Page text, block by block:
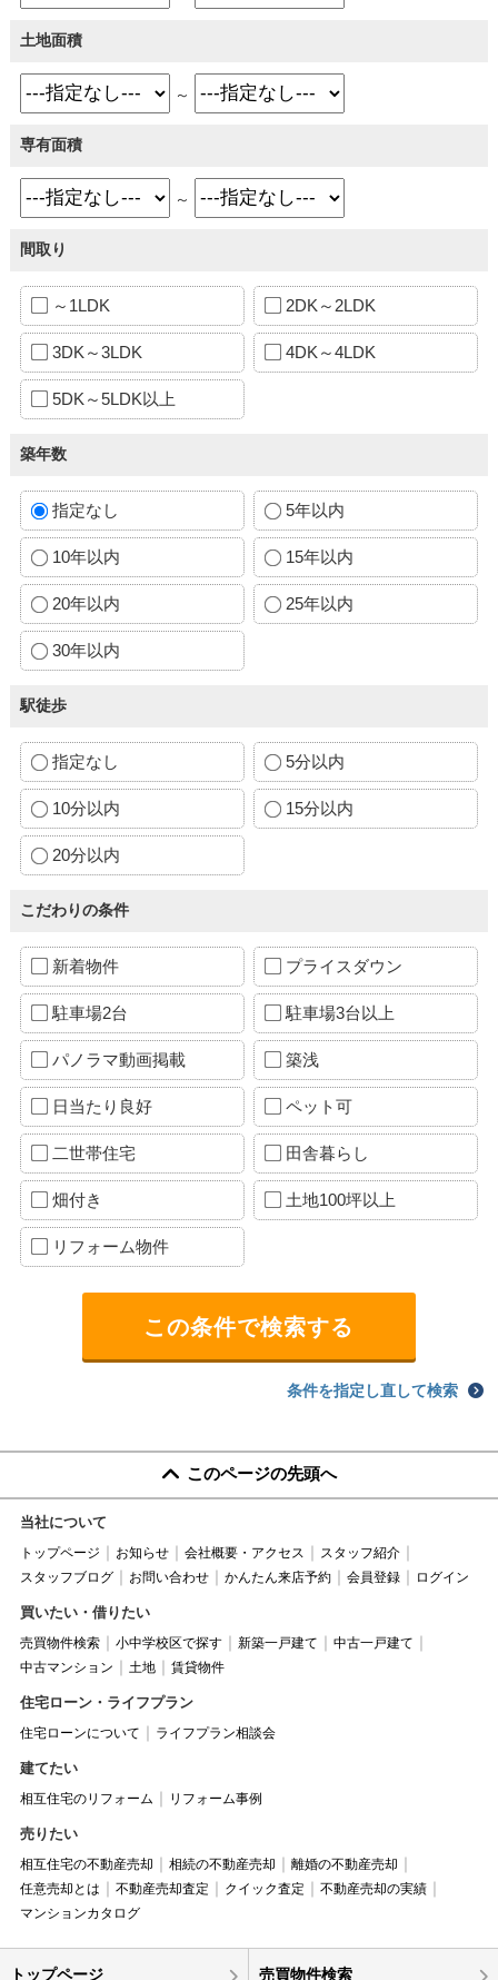
土地面積
～
専有面積
～
間取り
～1LDK 2DK～2LDK
3DK～3LDK 4DK～4LDK
5DK～5LDK以上
築年数
指定なし 5年以内
10年以内 15年以内
20年以内 25年以内
30年以内
駅徒歩
指定なし 5分以内
10分以内 15分以内
20分以内
こだわりの条件
新着物件 プライスダウン
駐車場2台 駐車場3台以上
パノラマ動画掲載 築浅
日当たり良好 ペット可
二世帯住宅 田舎暮らし
畑付き 土地100坪以上
リフォーム物件
条件を指定し直して検索
このページの先頭へ
当社について
トップページ お知らせ 会社概要・アクセス
スタッフ紹介
スタッフブログ
お問い合わせ かんたん来店予約 会員登録 ログイン
買いたい・借りたい
売買物件検索 小中学校区で探す 新築一戸建て
中古一戸建て
中古マンション
土地 賃貸物件
住宅ローン・ライフプラン
住宅ローンについて ライフプラン相談会
建てたい
相互住宅のリフォーム リフォーム事例
売りたい
相互住宅の不動産売却 相続の不動産売却
離婚の不動産売却
任意売却とは
不動産売却査定 クイック査定
不動産売却の実績
マンションカタログ
トップページ 売買物件検索